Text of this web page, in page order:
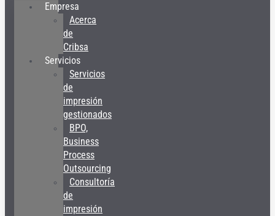
Empresa
Acerca
de
Cribsa
Servicios
Servicios
de
impresión
gestionados
BPO,
Business
Process
Outsourcing
Consultoría
de
impresión